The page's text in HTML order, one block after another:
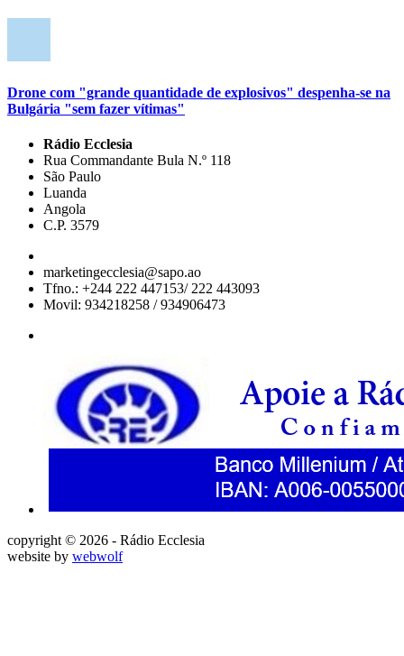
Drone com "grande quantidade de explosivos" despenha-se na
Bulgária "sem fazer vítimas"
Rádio Ecclesia
Rua Commandante Bula N.º 118
São Paulo
Luanda
Angola
C.P. 3579
marketingecclesia@sapo.ao
Tfno.: +244 222 447153/ 222 443093
Movil: 934218258 / 934906473
copyright © 2026 - Rádio Ecclesia
website by webwolf